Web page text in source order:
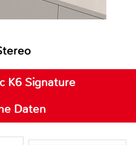
K6 Signature
Daten